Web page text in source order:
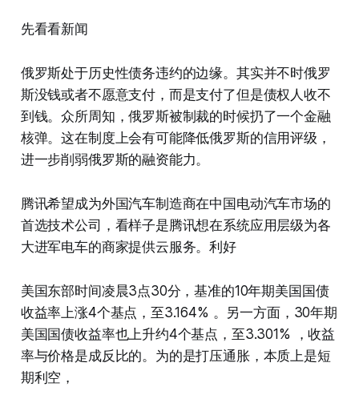
先看看新闻
俄罗斯处于历史性债务违约的边缘。其实并不时俄罗
斯没钱或者不愿意支付，而是支付了但是债权人收不
到钱。众所周知，俄罗斯被制裁的时候扔了一个金融
核弹。这在制度上会有可能降低俄罗斯的信用评级，
进一步削弱俄罗斯的融资能力。
腾讯希望成为外国汽车制造商在中国电动汽车市场的
首选技术公司，看样子是腾讯想在系统应用层级为各
大进军电车的商家提供云服务。利好
美国东部时间凌晨3点30分，基准的10年期美国国债
收益率上涨4个基点，至3.164% 。另一方面，30年期
美国国债收益率也上升约4个基点，至3.301% ，收益
率与价格是成反比的。为的是打压通胀，本质上是短
期利空，